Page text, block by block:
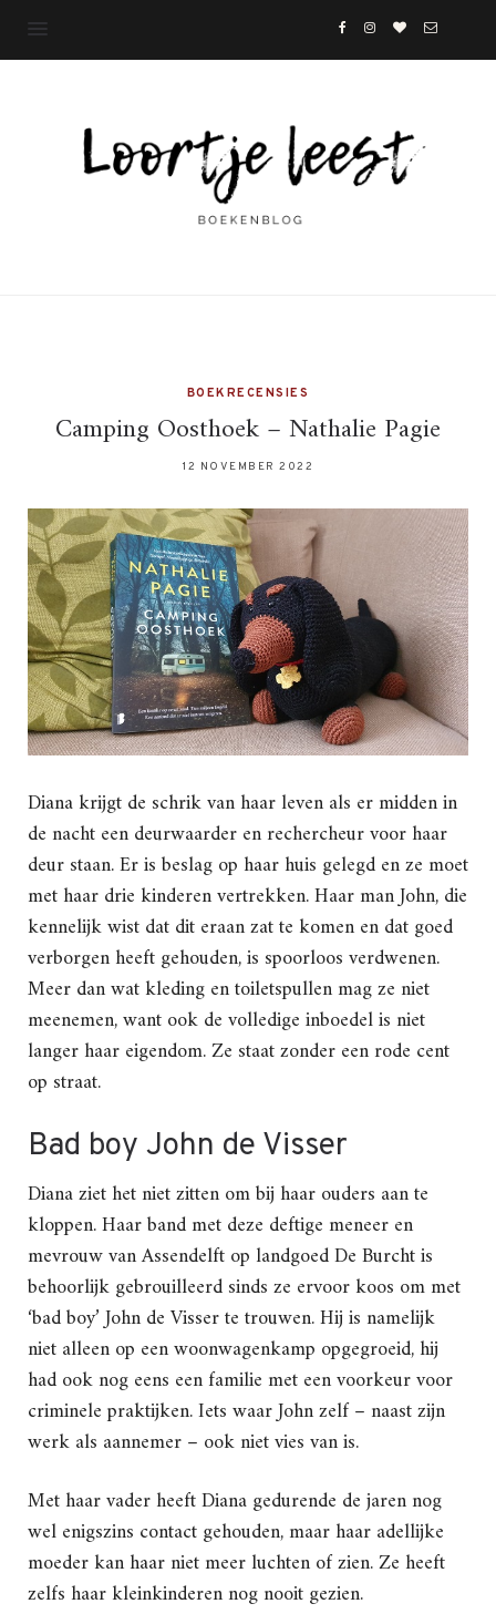
BOEKRECENSIES
Camping Oosthoek – Nathalie Pagie
12 NOVEMBER 2022
Diana krijgt de schrik van haar leven als er midden in
de nacht een deurwaarder en rechercheur voor haar
deur staan. Er is beslag op haar huis gelegd en ze moet
met haar drie kinderen vertrekken. Haar man John, die
kennelijk wist dat dit eraan zat te komen en dat goed
verborgen heeft gehouden, is spoorloos verdwenen.
Meer dan wat kleding en toiletspullen mag ze niet
meenemen, want ook de volledige inboedel is niet
langer haar eigendom. Ze staat zonder een rode cent
op straat.
Bad boy John de Visser
Diana ziet het niet zitten om bij haar ouders aan te
kloppen. Haar band met deze deftige meneer en
mevrouw van Assendelft op landgoed De Burcht is
behoorlijk gebrouilleerd sinds ze ervoor koos om met
‘bad boy’ John de Visser te trouwen. Hij is namelijk
niet alleen op een woonwagenkamp opgegroeid, hij
had ook nog eens een familie met een voorkeur voor
criminele praktijken. Iets waar John zelf – naast zijn
werk als aannemer – ook niet vies van is.
Met haar vader heeft Diana gedurende de jaren nog
wel enigszins contact gehouden, maar haar adellijke
moeder kan haar niet meer luchten of zien. Ze heeft
zelfs haar kleinkinderen nog nooit gezien.